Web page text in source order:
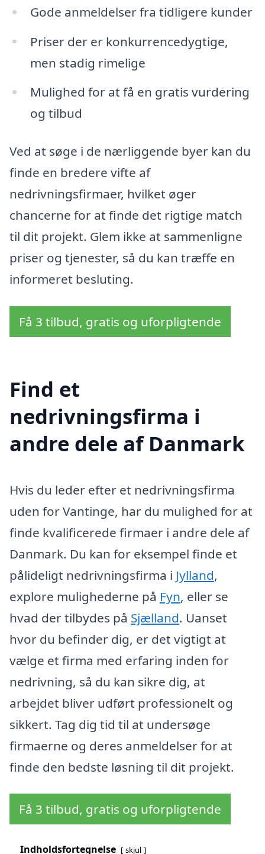
Gode anmeldelser fra tidligere kunder
Priser der er konkurrencedygtige,
men stadig rimelige
Mulighed for at få en gratis vurdering
og tilbud
Ved at søge i de nærliggende byer kan du
finde en bredere vifte af
nedrivningsfirmaer, hvilket øger
chancerne for at finde det rigtige match
til dit projekt. Glem ikke at sammenligne
priser og tjenester, så du kan træffe en
informeret besluting.
Få 3 tilbud, gratis og uforpligtende
Find et
nedrivningsfirma i
andre dele af Danmark
Hvis du leder efter et nedrivningsfirma
uden for Vantinge, har du mulighed for at
finde kvalificerede firmaer i andre dele af
Danmark. Du kan for eksempel finde et
pålideligt nedrivningsfirma i Jylland,
explore mulighederne på Fyn, eller se
hvad der tilbydes på Sjælland. Uanset
hvor du befinder dig, er det vigtigt at
vælge et firma med erfaring inden for
nedrivning, så du kan sikre dig, at
arbejdet bliver udført professionelt og
sikkert. Tag dig tid til at undersøge
firmaerne og deres anmeldelser for at
finde den bedste løsning til dit projekt.
Få 3 tilbud, gratis og uforpligtende
Indholdsfortegnelse skjul